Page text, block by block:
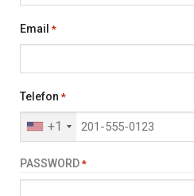
Email *
Telefon *
+1
PASSWORD *